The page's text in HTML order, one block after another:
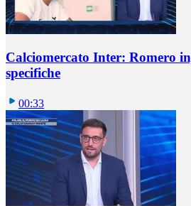
Calciomercato Inter: Romero
specifiche
00:33